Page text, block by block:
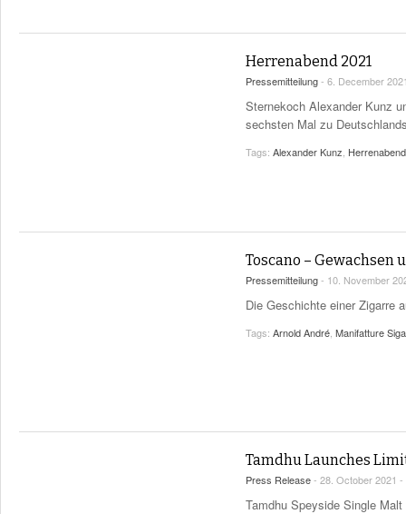
Herrenabend 2021
Pressemitteilung- 6. December
Sternekoch Alexander Kunz
sechsten Mal zu
Tags: Alexander Kunz
Toscano – Gewachsen
Pressemitteilung- 10. November
Die Geschichte einer Zigarre
Tags: Arnold André Manifatture
Tamdhu Launches
Press Release- 28. October 2021 -
Tamdhu Speyside Single